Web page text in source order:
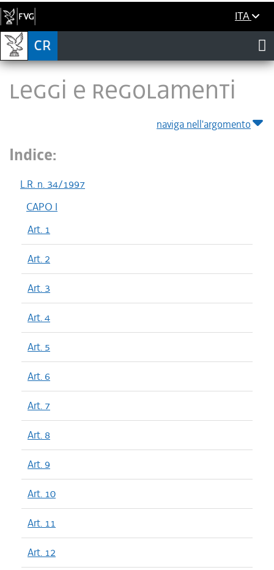
ITA
LEGGI E REGOLAMENTI
naviga nell'argomento
Indice:
L.R. n. 34/1997
CAPO I
Art. 1
Art. 2
Art. 3
Art. 4
Art. 5
Art. 6
Art. 7
Art. 8
Art. 9
Art. 10
Art. 11
Art. 12